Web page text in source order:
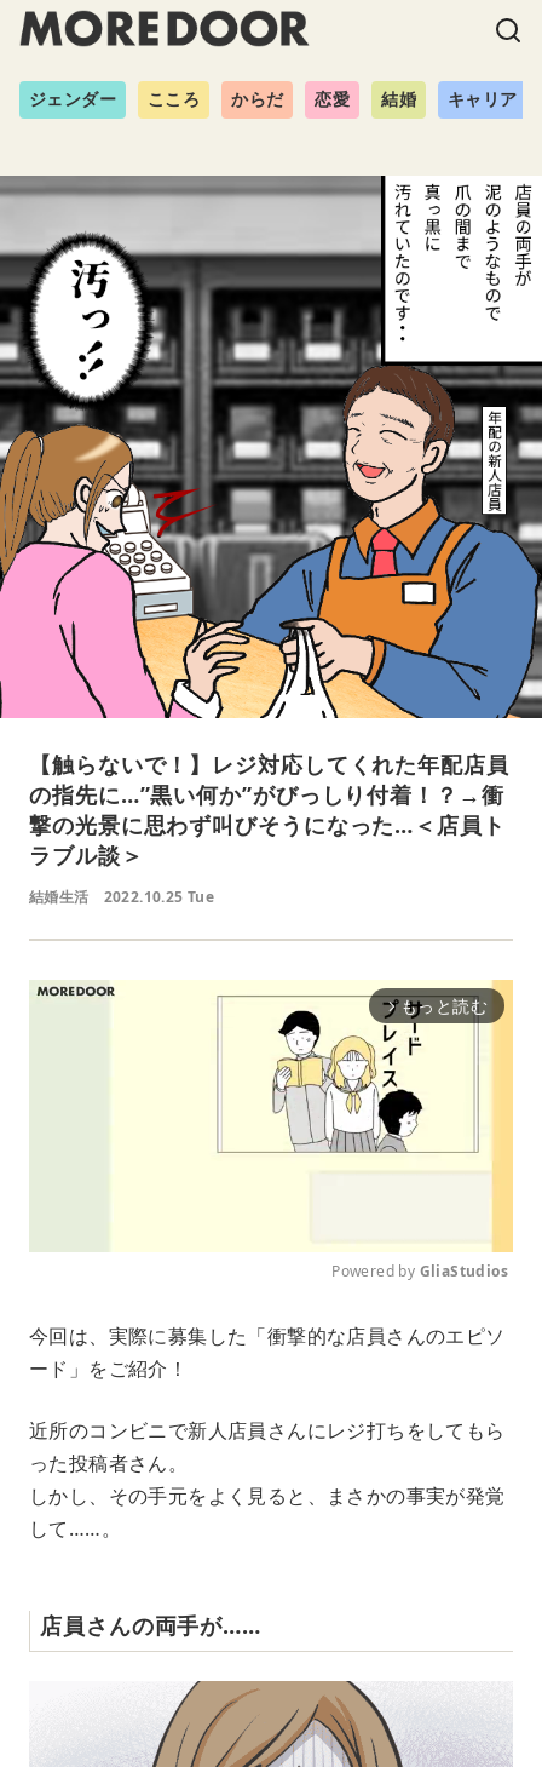
ジェンダー こころ からだ 恋愛 結婚 キャリア
【触らないで！】レジ対応してくれた年配店員
の指先に…”黒い何か”がびっしり付着！？→衝
撃の光景に思わず叫びそうになった…＜店員ト
ラブル談＞
結婚生活 2022.10.25 Tue
arrow_forward_ios もっと読む
u
Powered by GliaStudios
今回は、実際に募集した「衝撃的な店員さんのエピソ
ード」をご紹介！
近所のコンビニで新人店員さんにレジ打ちをしてもら
った投稿者さん。
しかし、その手元をよく見ると、まさかの事実が発覚
して……。
店員さんの両手が……